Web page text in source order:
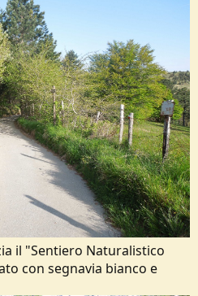
il "Sentiero Naturalistico
con segnavia bianco e